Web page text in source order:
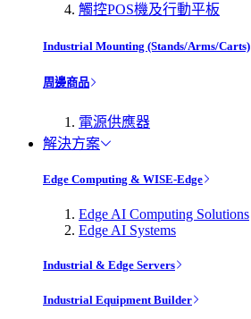
觸控POS機及行動平板
Industrial Mounting (Stands/Arms/Carts)
周邊商品
電源供應器
解決方案
Edge Computing & WISE-Edge
Edge AI Computing Solutions
Edge AI Systems
Industrial & Edge Servers
Industrial Equipment Builder